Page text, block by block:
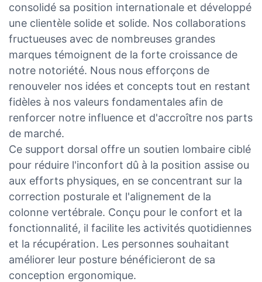
consolidé sa position internationale et développé
une clientèle solide et solide. Nos collaborations
fructueuses avec de nombreuses grandes
marques témoignent de la forte croissance de
notre notoriété. Nous nous efforçons de
renouveler nos idées et concepts tout en restant
fidèles à nos valeurs fondamentales afin de
renforcer notre influence et d'accroître nos parts
de marché.
Ce support dorsal offre un soutien lombaire ciblé
pour réduire l'inconfort dû à la position assise ou
aux efforts physiques, en se concentrant sur la
correction posturale et l'alignement de la
colonne vertébrale. Conçu pour le confort et la
fonctionnalité, il facilite les activités quotidiennes
et la récupération. Les personnes souhaitant
améliorer leur posture bénéficieront de sa
conception ergonomique.